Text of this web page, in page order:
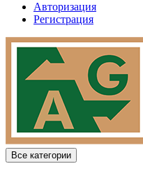
Авторизация
Регистрация
Все категории